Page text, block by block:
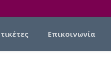
Επικοινωνία